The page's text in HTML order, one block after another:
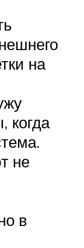
на
когда
не
в